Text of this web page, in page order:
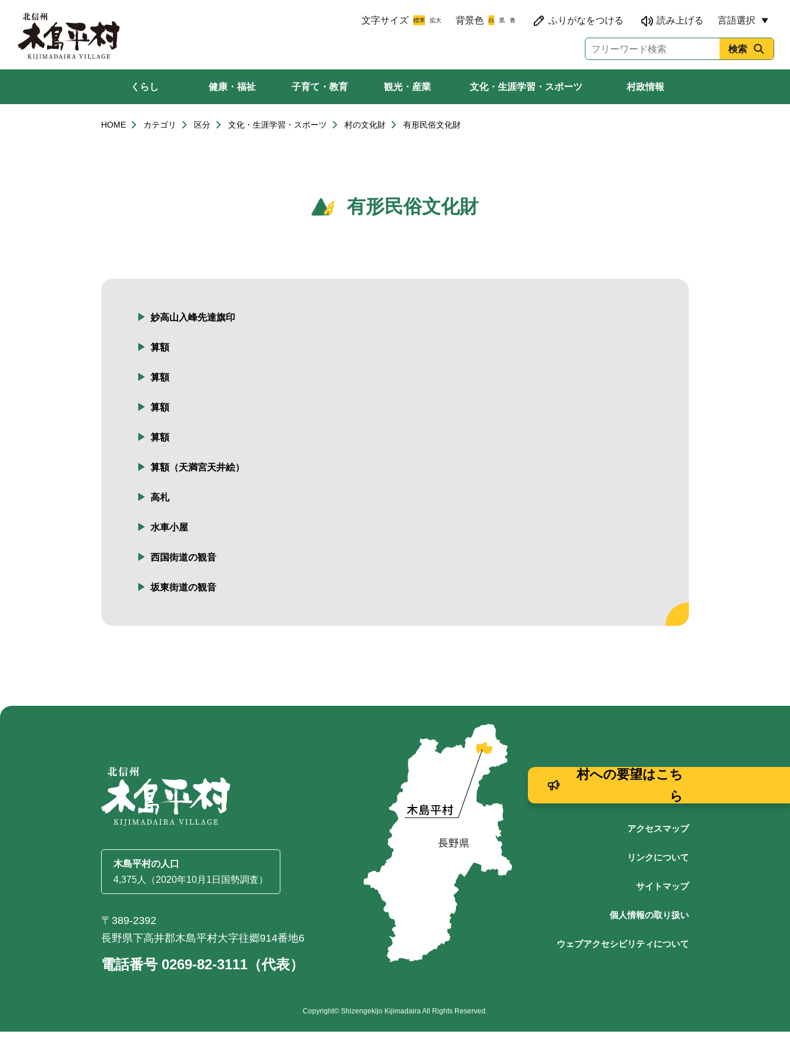
文字サイズ 背景色 言語選択
くらし 健康・福祉 子育て・教育 観光・産業 文化・生涯学習・スポーツ 村政情報
HOME カテゴリ 区分 文化・生涯学習・スポーツ 村の文化財 有形民俗文化財
有形民俗文化財
妙高山入峰先達旗印
算額
算額
算額
算額
算額（天満宮天井絵）
高札
水車小屋
西国街道の観音
坂東街道の観音
木島平村の人口
4,375人（2020年10月1日国勢調査）
〒389-2392
長野県下高井郡木島平村大字往郷914番地6
電話番号 0269-82-3111（代表）
村への要望はこち
ら
アクセスマップ
リンクについて
サイトマップ
個人情報の取り扱い
ウェブアクセシビリティについて
Copyright© Shizengekijo Kijimadaira All Rights Reserved.